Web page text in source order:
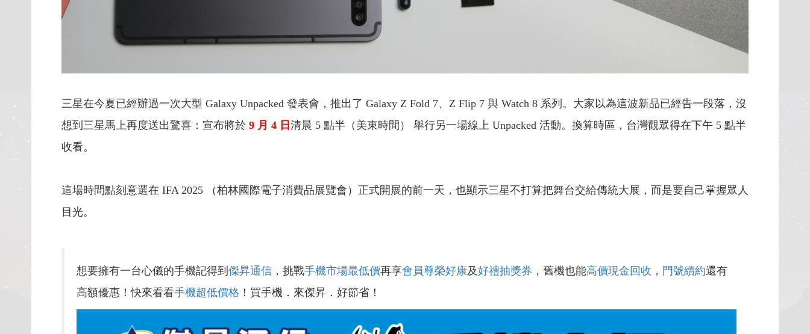
三星在今夏已經辦過一次大型 Galaxy Unpacked 發表會，推出了 Galaxy Z Fold 7、Z Flip 7 與 Watch 8 系列。大家以為這波新品已經告一段落，沒
想到三星馬上再度送出驚喜：宣布將於 9 月 4 日 清晨 5 點半（美東時間） 舉行另一場線上 Unpacked 活動。換算時區，台灣觀眾得在下午 5 點半
收看。
這場時間點刻意選在 IFA 2025 （柏林國際電子消費品展覽會）正式開展的前一天，也顯示三星不打算把舞台交給傳統大展，而是要自己掌握眾人
目光。
想要擁有一台心儀的手機記得到 傑昇通信 ，挑戰手機市場最低價再享會員尊榮好康及好禮抽獎券 ，舊機也能高價現金回收 ， 門號續約還有
高額優惠！快來看看手機超低價格 ！買手機．來傑昇．好節省！